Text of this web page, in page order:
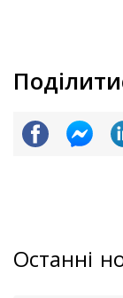
Останні